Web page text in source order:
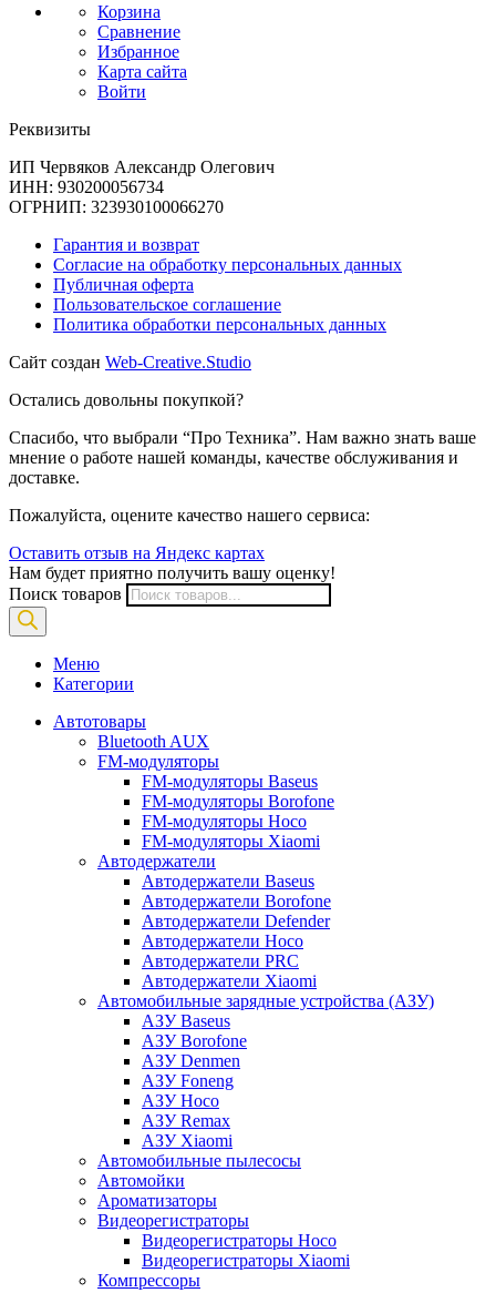
Корзина
Сравнение
Избранное
Карта сайта
Войти
Реквизиты
ИП Червяков Александр Олегович
ИНН: 930200056734
ОГРНИП: 323930100066270
Гарантия и возврат
Согласие на обработку персональных данных
Публичная оферта
Пользовательское соглашение
Политика обработки персональных данных
Сайт создан Web-Creative.Studio
Остались довольны покупкой?
Спасибо, что выбрали “Про Техника”. Нам важно знать ваше
мнение о работе нашей команды, качестве обслуживания и
доставке.
Пожалуйста, оцените качество нашего сервиса:
Оставить отзыв на Яндекс картах
Нам будет приятно получить вашу оценку!
Поиск товаров
Меню
Категории
Автотовары
Bluetooth AUX
FM-модуляторы
FM-модуляторы Baseus
FM-модуляторы Borofone
FM-модуляторы Hoco
FM-модуляторы Xiaomi
Автодержатели
Автодержатели Baseus
Автодержатели Borofone
Автодержатели Defender
Автодержатели Hoco
Автодержатели PRC
Автодержатели Xiaomi
Автомобильные зарядные устройства (АЗУ)
АЗУ Baseus
АЗУ Borofone
АЗУ Denmen
АЗУ Foneng
АЗУ Hoco
АЗУ Remax
АЗУ Xiaomi
Автомобильные пылесосы
Автомойки
Ароматизаторы
Видеорегистраторы
Видеорегистраторы Hoco
Видеорегистраторы Xiaomi
Компрессоры